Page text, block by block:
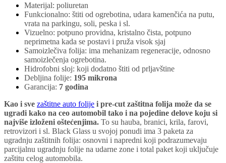
Materijal: poliuretan
Funkcionalno: štiti od ogrebotina, udara kamenčića na putu,
vrata na parkingu, soli, peska i sl.
Vizuelno: potpuno providna, kristalno čista, potpuno
neprimetna kada se postavi i pruža visok sjaj
Samoizlečiva folija: ima mehanizam regeneracije, odnosno
samoizlečenja ogrebotina.
Hidrofobni sloj: koji dodatno štiti od prljavštine
Debljina folije: 195 mikrona
Garancija: 7 godina
Kao i sve zaštitne auto folije i pre-cut zaštitna folija može da se
ugradi kako na ceo automobil tako i na pojedine delove koju si
najviše izloženi oštećenjima. To su hauba, branici, krila, farovi,
retrovizori i sl. Black Glass u svojoj ponudi ima 3 paketa za
ugradnju zaštitnih folija: osnovni i napredni koji podrazumevaju
parcijalnu ugradnju folije na udarne zone i total paket koji uključuje
zaštitu celog automobila.